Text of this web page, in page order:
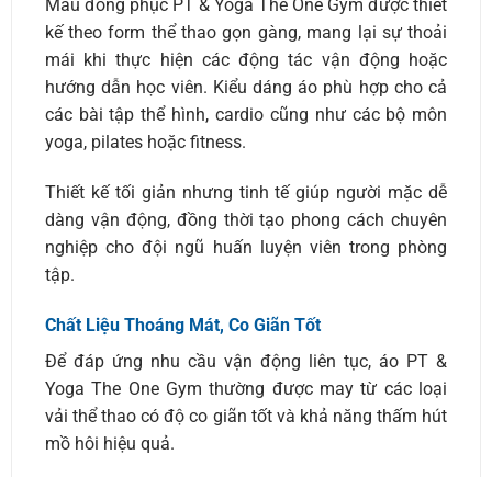
Mẫu đồng phục PT & Yoga The One Gym được thiết
kế theo form thể thao gọn gàng, mang lại sự thoải
mái khi thực hiện các động tác vận động hoặc
hướng dẫn học viên. Kiểu dáng áo phù hợp cho cả
các bài tập thể hình, cardio cũng như các bộ môn
yoga, pilates hoặc fitness.
Thiết kế tối giản nhưng tinh tế giúp người mặc dễ
dàng vận động, đồng thời tạo phong cách chuyên
nghiệp cho đội ngũ huấn luyện viên trong phòng
tập.
Chất Liệu Thoáng Mát, Co Giãn Tốt
Để đáp ứng nhu cầu vận động liên tục, áo PT &
Yoga The One Gym thường được may từ các loại
vải thể thao có độ co giãn tốt và khả năng thấm hút
mồ hôi hiệu quả.